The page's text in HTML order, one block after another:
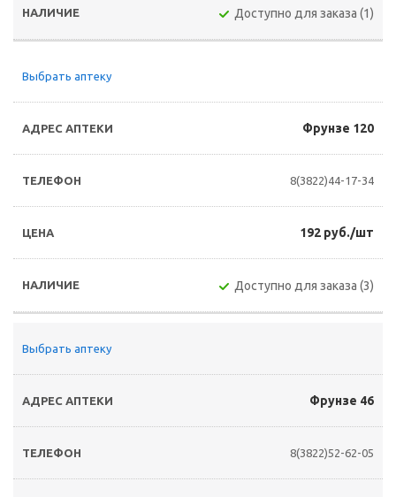
Доступно для заказа (1)
Выбрать аптеку
Фрунзе 120
8(3822)44-17-34
192 руб./шт
Доступно для заказа (3)
Выбрать аптеку
Фрунзе 46
8(3822)52-62-05